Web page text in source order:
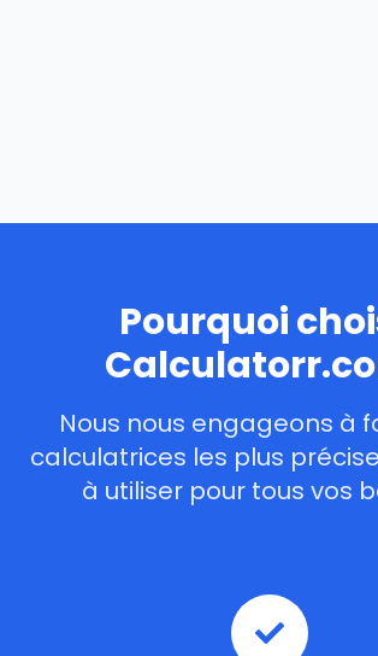
Pourquoi
Nous nous engageons à
calculatrices les plus
à utiliser pour tous vos